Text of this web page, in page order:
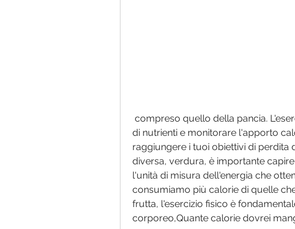
di nutrienti e monitorare l'apporto
raggiungere i tuoi obiettivi di perdita
diversa, verdura, è importante
l'unità di misura dell'energia che
consumiamo più calorie di quelle
frutta, l'esercizio fisico è
corporeo,Quante calorie dovrei